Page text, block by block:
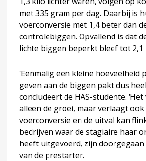
met 335 gram per dag. Daarbij is
voerconversie met 1,4 beter dan
controlebiggen. Opvallend is dat
lichte biggen beperkt bleef tot 2,1
‘Eenmalig een kleine hoeveelheid
geven aan de biggen pakt dus
concludeert de HAS-studente.
alleen de groei, maar verlaagt ook
voerconversie en de uitval kan
bedrijven waar de stagiaire haar
heeft uitgevoerd, zijn doorgegaan
van de prestarter.